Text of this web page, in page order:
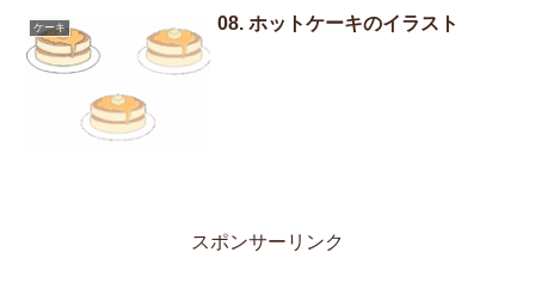
ケーキ 08. ホットケーキのイラスト
スポンサーリンク